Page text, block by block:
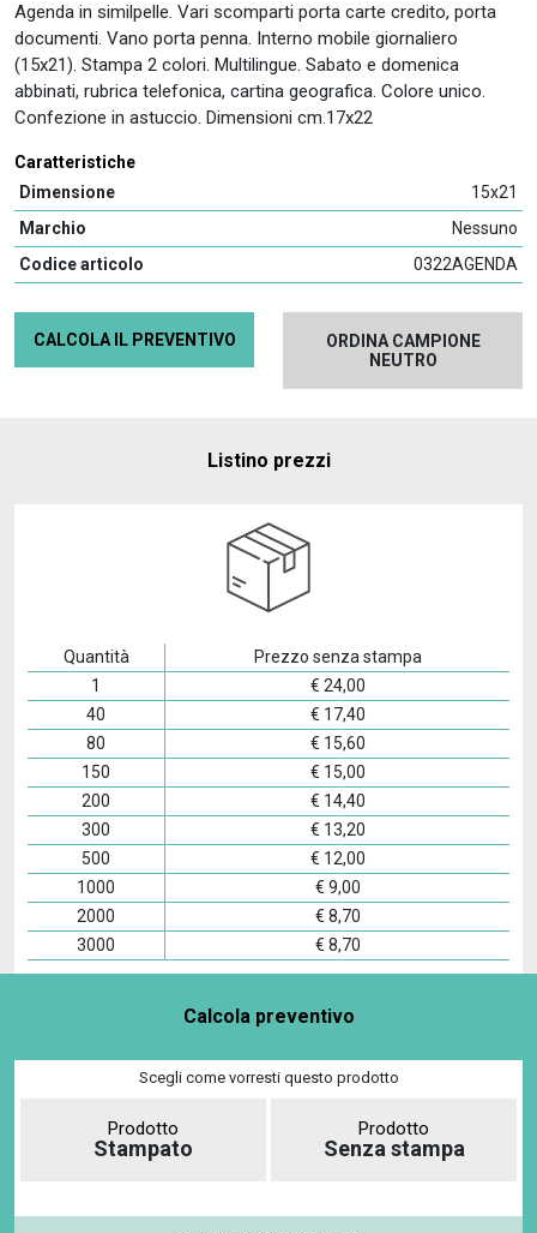
Agenda in similpelle. Vari scomparti porta carte credito, porta
documenti. Vano porta penna. Interno mobile giornaliero
(15x21). Stampa 2 colori. Multilingue. Sabato e domenica
abbinati, rubrica telefonica, cartina geografica. Colore unico.
Confezione in astuccio. Dimensioni cm.17x22
Caratteristiche
Dimensione
15x21
Marchio
Nessuno
Codice articolo
0322AGENDA
CALCOLA IL PREVENTIVO
ORDINA CAMPIONE
NEUTRO
Listino prezzi
Quantità
Prezzo senza stampa
1
€ 24,00
40
€ 17,40
80
€ 15,60
150
€ 15,00
200
€ 14,40
300
€ 13,20
500
€ 12,00
1000
€ 9,00
2000
€ 8,70
3000
€ 8,70
Calcola preventivo
Scegli come vorresti questo prodotto
Prodotto
Stampato
Prodotto
Senza stampa